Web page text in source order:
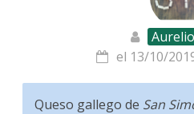
el 13/10/
Queso gallego de San